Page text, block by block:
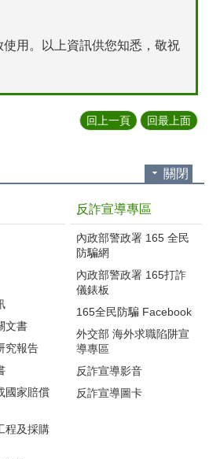
用。以上資訊供您知悉，敬祝
回上一頁 回最上面
關閉
文書
究報告
國家賠償
程及採購
反詐宣導專區
內政部警政署 165 全民
防騙網
內政部警政署 165打詐
儀錶板
165全民防騙 Facebook
外交部 海外求職陷阱宣
導專區
反詐宣導影音
反詐宣導圖卡